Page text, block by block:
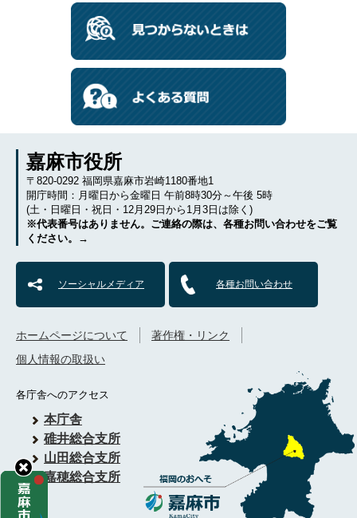
嘉麻市役所
〒820-0292 福岡県嘉麻市岩崎1180番地1
開庁時間：月曜日から金曜日 午前8時30分～午後 5時
(土・日曜日・祝日・12月29日から1月3日は除く)
※代表番号はありません。ご連絡の際は、各種お問い合わせをご覧
ください。→
ソーシャルメディア 各種お問い合わせ
各庁舎へのアクセス
本庁舎
碓井総合支所
山田総合支所
嘉穂総合支所
ホームページについて
著作権・リンク
個人情報の取扱い